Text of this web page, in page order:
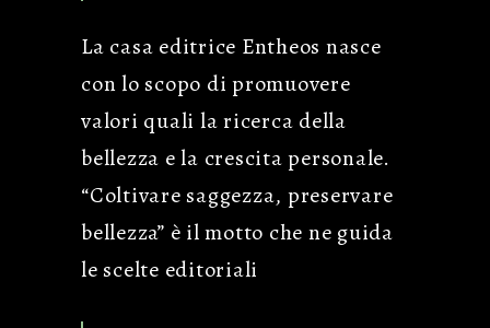
La casa editrice Entheos nasce
con lo scopo di promuovere
valori quali la ricerca della
bellezza e la crescita personale.
“Coltivare saggezza, preservare
bellezza” è il motto che ne guida
le scelte editoriali